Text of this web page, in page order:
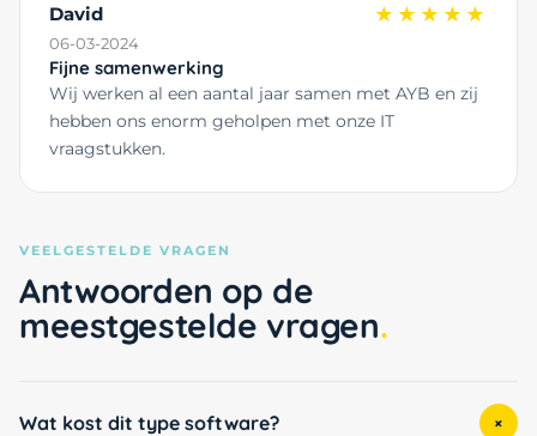
David
06-03-2024
★★★★★
Fijne samenwerking
Wij werken al een aantal jaar samen met AYB en zij
hebben ons enorm geholpen met onze IT
vraagstukken.
VEELGESTELDE VRAGEN
Antwoorden op de
meestgestelde vragen
Wat kost dit type software? +